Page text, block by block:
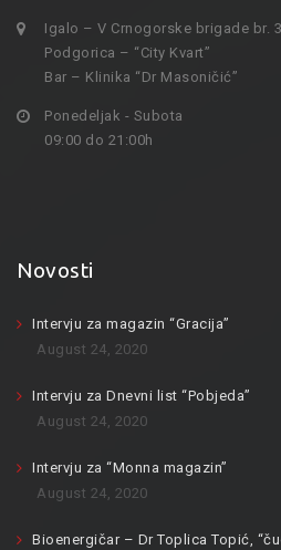
Igalo – V Crnogorske brigade br. 3
Podgorica – “City Kvart”
Bar – Klinika “Dr Masoničić”
Ponedeljak - Subota
09:00 do 21:00h
Novosti
Intervju za magazin “Gracija”
August 24, 2020
Intervju za Dnevni list “Pobjeda”
August 24, 2020
Intervju za “Monna magazin”
August 24, 2020
Bioenergičar – Dr Toplica Topić,